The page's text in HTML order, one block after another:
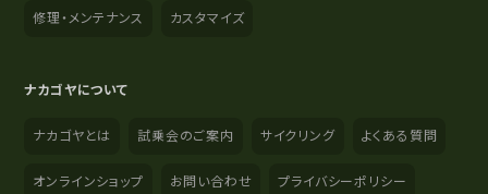
修理・メンテナンス カスタマイズ
ナカゴヤについて
ナカゴヤとは 試乗会のご案内 サイクリング よくある質問
オンラインショップ お問い合わせ プライバシーポリシー